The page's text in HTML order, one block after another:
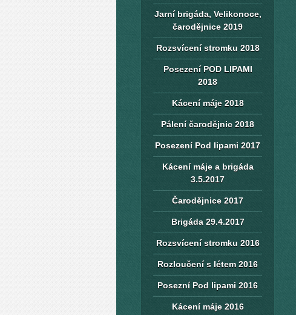
Jarní brigáda, Velikonoce,
čarodějnice 2019
Rozsvícení stromku 2018
Posezení POD LIPAMI
2018
Kácení máje 2018
Pálení čarodějnic 2018
Posezení Pod lipami 2017
Kácení máje a brigáda
3.5.2017
Čarodějnice 2017
Brigáda 29.4.2017
Rozsvícení stromku 2016
Rozloučení s létem 2016
Posezní Pod lipami 2016
Kácení máje 2016